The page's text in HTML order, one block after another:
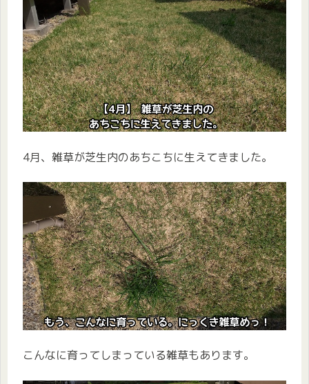
4月、雑草が芝生内のあちこちに生えてきました。
こんなに育ってしまっている雑草もあります。